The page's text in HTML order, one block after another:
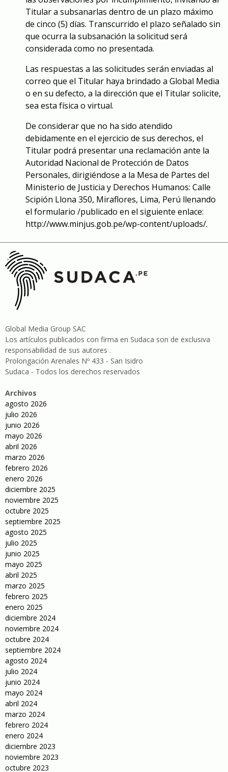
Titular a subsanarlas dentro de un plazo máximo
de cinco (5) días. Transcurrido el plazo señalado sin
que ocurra la subsanación la solicitud será
considerada como no presentada.
Las respuestas a las solicitudes serán enviadas al
correo que el Titular haya brindado a Global Media
o en su defecto, a la dirección que el Titular solicite,
sea esta física o virtual.
De considerar que no ha sido atendido
debidamente en el ejercicio de sus derechos, el
Titular podrá presentar una reclamación ante la
Autoridad Nacional de Protección de Datos
Personales, dirigiéndose a la Mesa de Partes del
Ministerio de Justicia y Derechos Humanos: Calle
Scipión Llona 350, Miraflores, Lima, Perú llenando
el formulario /publicado en el siguiente enlace:
http://www.minjus.gob.pe/wp-content/uploads/.
Global Media Group SAC
Los artículos publicados con firma en Sudaca son de exclusiva
responsabilidad de sus autores .
Prolongación Arenales Nº 433 - San Isidro
Sudaca - Todos los derechos reservados
Archivos
agosto 2026
julio 2026
junio 2026
mayo 2026
abril 2026
marzo 2026
febrero 2026
enero 2026
diciembre 2025
noviembre 2025
octubre 2025
septiembre 2025
agosto 2025
julio 2025
junio 2025
mayo 2025
abril 2025
marzo 2025
febrero 2025
enero 2025
diciembre 2024
noviembre 2024
octubre 2024
septiembre 2024
agosto 2024
julio 2024
junio 2024
mayo 2024
abril 2024
marzo 2024
febrero 2024
enero 2024
diciembre 2023
noviembre 2023
octubre 2023